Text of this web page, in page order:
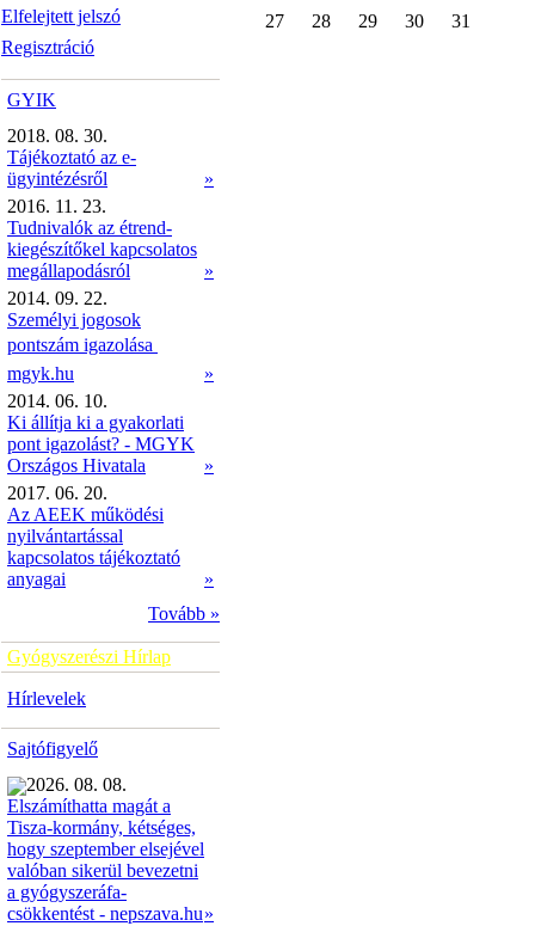
Elfelejtett jelszó
Regisztráció
GYIK
2018. 08. 30.
Tájékoztató az e-
ügyintézésről
»
2016. 11. 23.
Tudnivalók az étrend-
kiegészítőkel kapcsolatos
megállapodásról
»
2014. 09. 22.
Személyi jogosok
pontszám igazolása 
mgyk.hu
»
2014. 06. 10.
Ki állítja ki a gyakorlati
pont igazolást? - MGYK
Országos Hivatala
»
2017. 06. 20.
Az AEEK működési
nyilvántartással
kapcsolatos tájékoztató
anyagai
»
Tovább »
Gyógyszerészi Hírlap
Hírlevelek
Sajtófigyelő
2026. 08. 08.
Elszámíthatta magát a
Tisza-kormány, kétséges,
hogy szeptember elsejével
valóban sikerül bevezetni
a gyógyszeráfa-
csökkentést - nepszava.hu»
27
28 29 30 31